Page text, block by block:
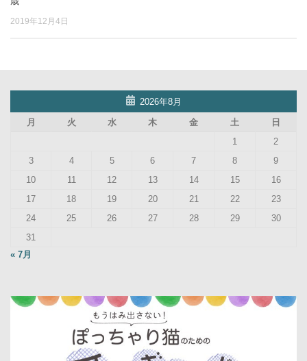
2019年12月4日
2026年8月
月
火 水 木 金 土
日
1
2
3
4 5 6 7 8
9
10
11 12 13 14 15
16
17
18 19 20 21 22
23
24
25 26 27 28 29
30
31
« 7月